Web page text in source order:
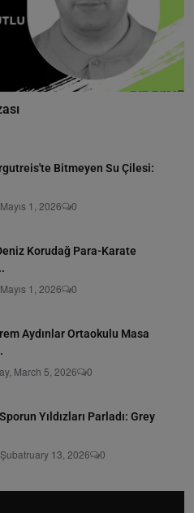
Bitmeyen Su Çilesi:
1, 2026 0
Korudağ Para-Karate
1, 2026 0
Aydınlar Ortaokulu Masa
March 5, 2026 0
Yıldızları Parladı: Grey
13, 2026 0